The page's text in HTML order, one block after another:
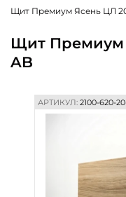
О нас
Блог
Контакты
Щит Премиум Ясень ЦЛ
Щит Премиум
AB
АРТИКУЛ:2100-620-